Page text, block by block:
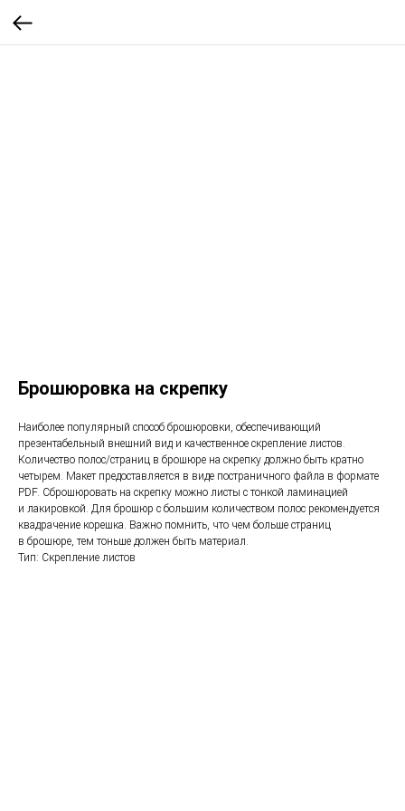
Брошюровка на скрепку
Наиболее популярный способ брошюровки, обеспечивающий
презентабельный внешний вид и качественное скрепление листов.
Количество полос/страниц в брошюре на скрепку должно быть кратно
четырем. Макет предоставляется в виде постраничного файла в формате
PDF. Сброшюровать на скрепку можно листы с тонкой ламинацией
и лакировкой. Для брошюр с большим количеством полос рекомендуется
квадрачение корешка. Важно помнить, что чем больше страниц
в брошюре, тем тоньше должен быть материал.
Тип: Скрепление листов